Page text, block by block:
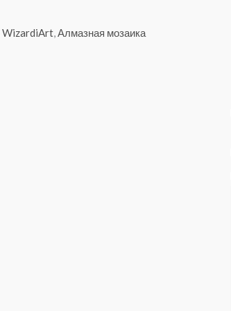
WizardiArt,Алмазная мозаика